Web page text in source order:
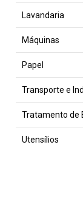
Lavandaria
Máquinas
Papel
Transporte e
Tratamento de
Utensílios